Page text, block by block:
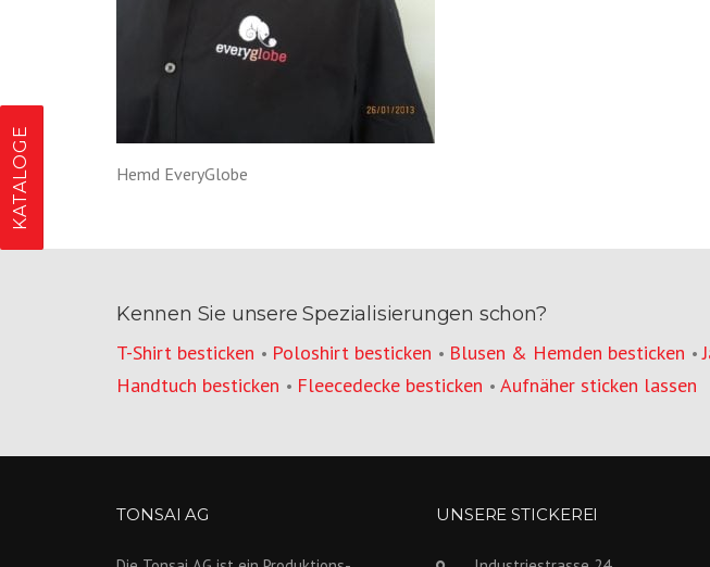
Hemd EveryGlobe
KATALOGE
Kennen Sie unsere Spezialisierungen schon?
T-Shirt besticken • Poloshirt besticken • Blusen & Hemden besticken •
Handtuch besticken • Fleecedecke besticken • Aufnäher sticken lassen
TONSAI AG UNSERE STICKEREI